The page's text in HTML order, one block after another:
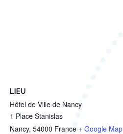
LIEU
Hôtel de Ville de Nancy
1 Place Stanislas
Nancy, 54000 France + Google Map